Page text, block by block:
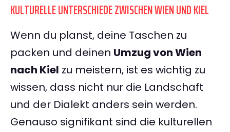
KULTURELLE UNTERSCHIEDE ZWISCHEN WIEN UND KIEL
Wenn du planst, deine Taschen zu
packen und deinen Umzug von Wien
nach Kiel zu meistern, ist es wichtig zu
wissen, dass nicht nur die Landschaft
und der Dialekt anders sein werden.
Genauso signifikant sind die kulturellen